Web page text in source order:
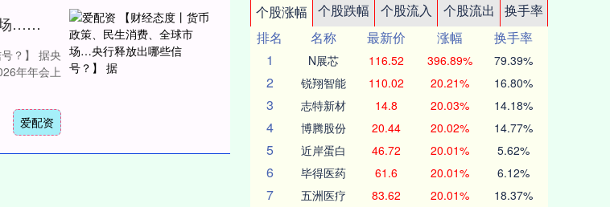
爱配资 【财经态度丨货币政策、民生消费、全球市场…央行释放出哪些信号？】 据
？】 据央
年年会上
爱配资
个股涨幅 个股跌幅 个股流入 个股流出
换手率
排名
名称 最新价 涨幅
换手率
1
N展芯 116.52 396.89% 79.39%
2 锐翔智能 110.02 20.21% 16.80%
3 志特新材 14.8 20.03% 14.18%
4 博腾股份 20.44 20.02% 14.77%
5 近岸蛋白 46.72 20.01% 5.62%
6 毕得医药 61.6 20.01% 6.12%
7 五洲医疗 83.62 20.01% 18.37%